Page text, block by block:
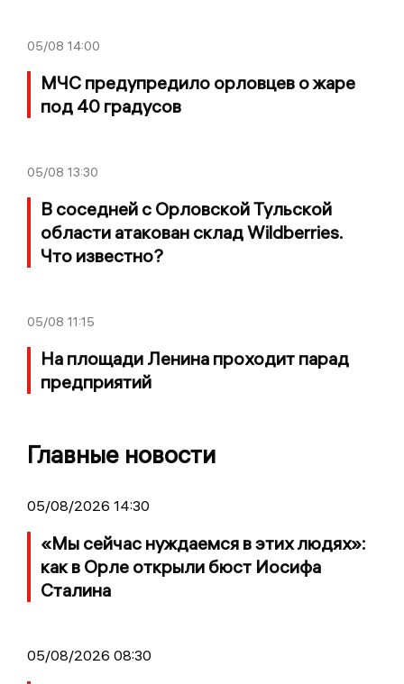
05/08 14:00
МЧС предупредило орловцев о жаре
под 40 градусов
05/08 13:30
В соседней с Орловской Тульской
области атакован склад Wildberries.
Что известно?
05/08 11:15
На площади Ленина проходит парад
предприятий
Главные новости
05/08/2026 14:30
«Мы сейчас нуждаемся в этих людях»:
как в Орле открыли бюст Иосифа
Сталина
05/08/2026 08:30